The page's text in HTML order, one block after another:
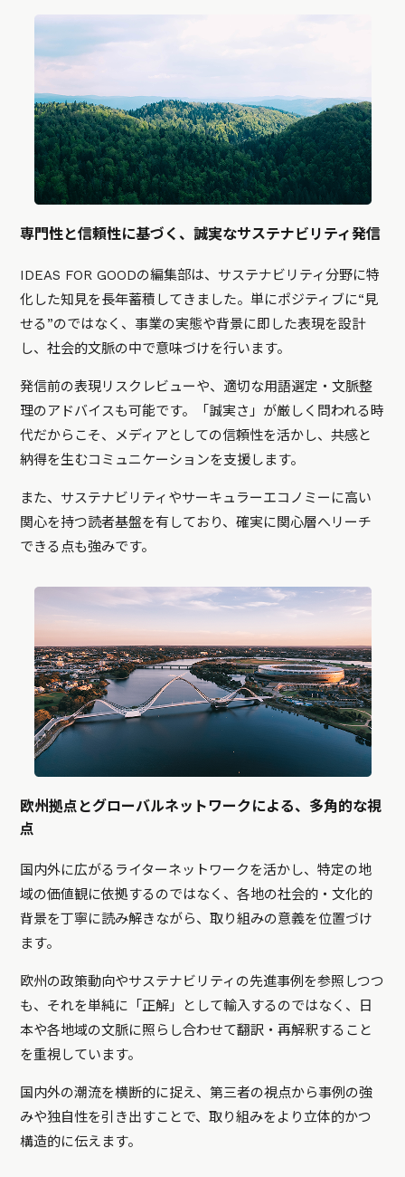
専門性と信頼性に基づく、誠実なサステナビリティ発信
IDEAS FOR GOODの編集部は、サステナビリティ分野に特
化した知見を長年蓄積してきました。単にポジティブに“見
せる”のではなく、事業の実態や背景に即した表現を設計
し、社会的文脈の中で意味づけを行います。
発信前の表現リスクレビューや、適切な用語選定・文脈整
理のアドバイスも可能です。「誠実さ」が厳しく問われる時
代だからこそ、メディアとしての信頼性を活かし、共感と
納得を生むコミュニケーションを支援します。
また、サステナビリティやサーキュラーエコノミーに高い
関心を持つ読者基盤を有しており、確実に関心層へリーチ
できる点も強みです。
欧州拠点とグローバルネットワークによる、多角的な視
点
国内外に広がるライターネットワークを活かし、特定の地
域の価値観に依拠するのではなく、各地の社会的・文化的
背景を丁寧に読み解きながら、取り組みの意義を位置づけ
ます。
欧州の政策動向やサステナビリティの先進事例を参照しつつ
も、それを単純に「正解」として輸入するのではなく、日
本や各地域の文脈に照らし合わせて翻訳・再解釈すること
を重視しています。
国内外の潮流を横断的に捉え、第三者の視点から事例の強
みや独自性を引き出すことで、取り組みをより立体的かつ
構造的に伝えます。